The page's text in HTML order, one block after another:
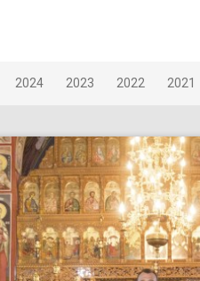
2024 2023 2022 2021